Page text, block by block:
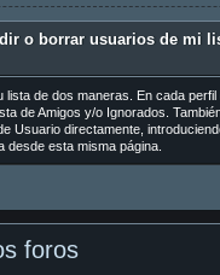
o borrar usuarios de mi
lista de dos maneras. En cada
de Amigos y/o Ignorados.
Usuario directamente,
desde esta misma página.
foros